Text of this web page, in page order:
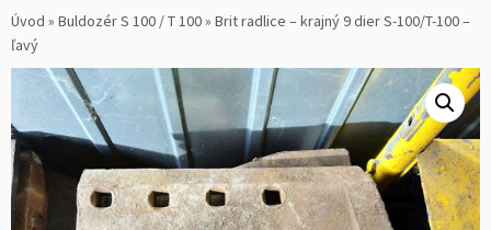
Úvod » Buldozér S 100 / T 100» Brit radlice – krajný 9 dier S-100/T-100 –
ľavý